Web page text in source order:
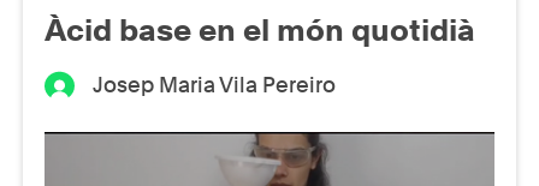
Àcid base en el món quotidià
Josep Maria Vila Pereiro